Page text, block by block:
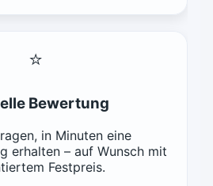
⭐
Bewertung
in Minuten eine
erhalten – auf Wunsch mit
Festpreis.